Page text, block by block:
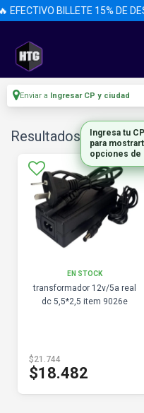
EFECTIVO BILLETE 15% DE
Enviar a Ingresar CP y ciudad
Resultados para
EN STOCK
transformador 12v/5a real
dc 5,5*2,5 item 9026e
$21.744
$18.482
Ingresa tu CP
para
opciones de